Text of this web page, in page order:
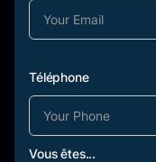
Téléphone
Vous êtes...